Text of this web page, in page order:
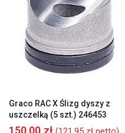
Graco RAC X Ślizg dyszy z
uszczelką (5 szt.) 246453
150,00 zł